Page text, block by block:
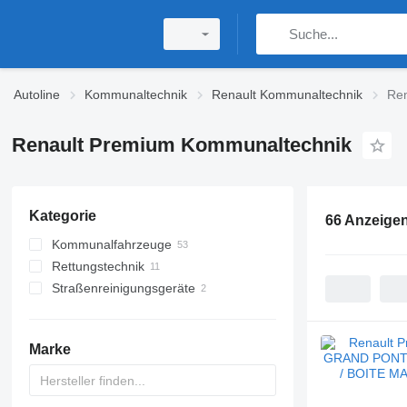
Autoline Kommunaltechnik Renault Kommunaltechnik
Renault Premium Kommunaltechnik
Kategorie
Kommunalfahrzeuge
Müllwagen
Abrollkipper
Kanalreiniger
Rettungstechnik
Feuerwehrautos
Straßenreinigungsgeräte
Marke
66